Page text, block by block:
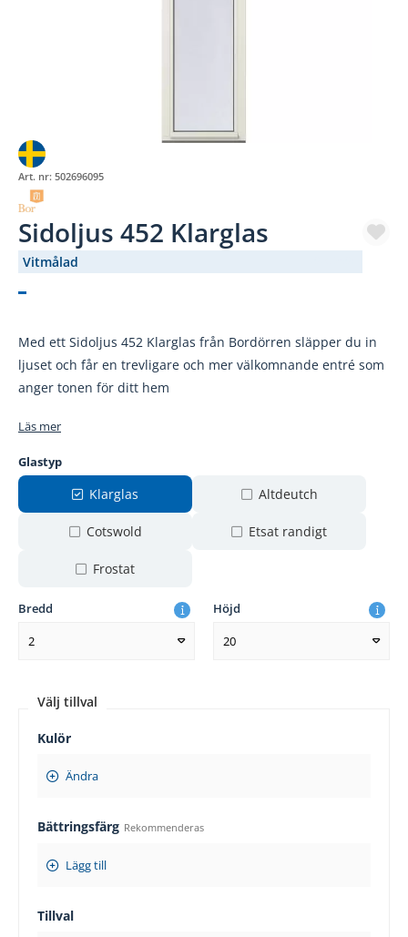
Art. nr: 502696095
Sidoljus 452 Klarglas
Vitmålad
Med ett Sidoljus 452 Klarglas från Bordörren släpper du in
ljuset och får en trevligare och mer välkomnande entré som
anger tonen för ditt hem
Läs mer
Glastyp
Klarglas Altdeutch
Cotswold Etsat randigt
Frostat
Bredd
2
Höjd
20
Välj tillval
Kulör
Ändra
Bättringsfärg Rekommenderas
Lägg till
Tillval